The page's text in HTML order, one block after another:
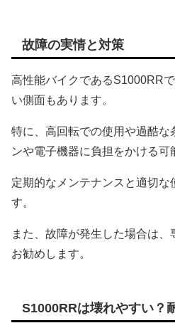
故障の実情と対策
高性能バイクであるS1000RR
い側面もあります。
特に、高回転での使用や過酷な
ンや電子機器に負担をかける可
定期的なメンテナンスと適切
す。
また、故障が発生した場合は
お勧めします。
S1000RRは壊れやすい？